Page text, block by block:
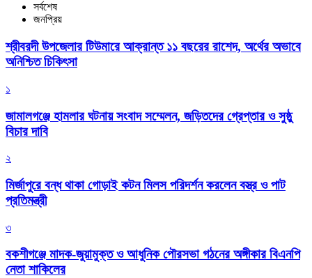
সর্বশেষ
জনপ্রিয়
শ্রীবরদী উপজেলার টিউমারে আক্রান্ত ১১ বছরের রাশেদ, অর্থের অভাবে
অনিশ্চিত চিকিৎসা
১
জামালগঞ্জে হামলার ঘটনায় সংবাদ সম্মেলন, জড়িতদের গ্রেপ্তার ও সুষ্ঠু
বিচার দাবি
২
মির্জাপুরে বন্ধ থাকা গোড়াই কটন মিলস পরিদর্শন করলেন বস্ত্র ও পাট
প্রতিমন্ত্রী
৩
বকশীগঞ্জে মাদক-জুয়ামুক্ত ও আধুনিক পৌরসভা গঠনের অঙ্গীকার বিএনপি
নেতা শাকিলের